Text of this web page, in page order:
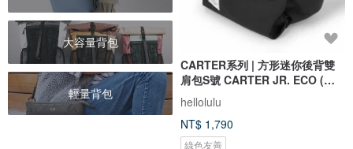
大容量背包
輕量背包
CARTER系列 | 方形迷你後背雙
肩包S號 CARTER JR. ECO (暗
黑)
hellolulu
NT$ 1,790
綠色友善